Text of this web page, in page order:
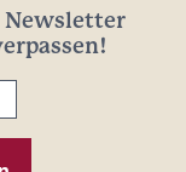
Newsletter